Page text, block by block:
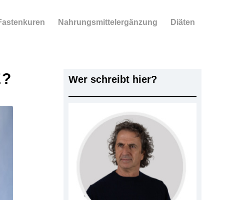
Nahrungsmittelergänzung Diäten
Wer schreibt hier?